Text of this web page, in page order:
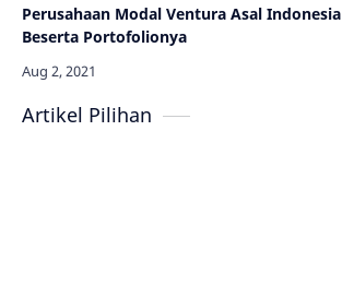
Perusahaan Modal Ventura Asal Indonesia
Beserta Portofolionya
Artikel Pilihan